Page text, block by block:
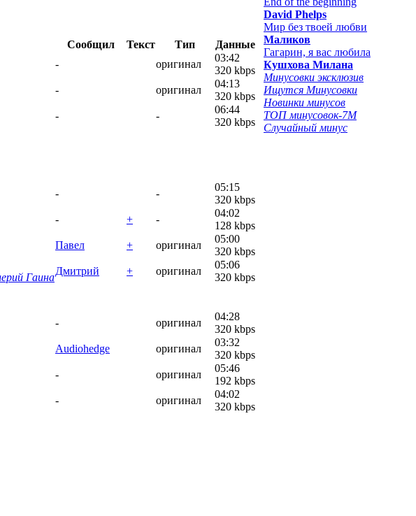
Сообщил Текст Тип
Данные
- оригинал
03:42
320 kbps
- оригинал
04:13
320 kbps
- -
06:44
320 kbps
- -
05:15
320 kbps
- + -
04:02
128 kbps
Павел + оригинал
05:00
320 kbps
Гаина
Дмитрий + оригинал
05:06
320 kbps
- оригинал
04:28
320 kbps
Audiohedge оригинал
03:32
320 kbps
- оригинал
05:46
192 kbps
- оригинал
04:02
320 kbps
David Phelps
Мир без твоей любви
Маликов
Гагарин, я вас любила
Кушхова Милана
Минусовки эксклюзив
Ищутся Минусовки
Новинки минусов
ТОП минусовок-7M
Случайный минус